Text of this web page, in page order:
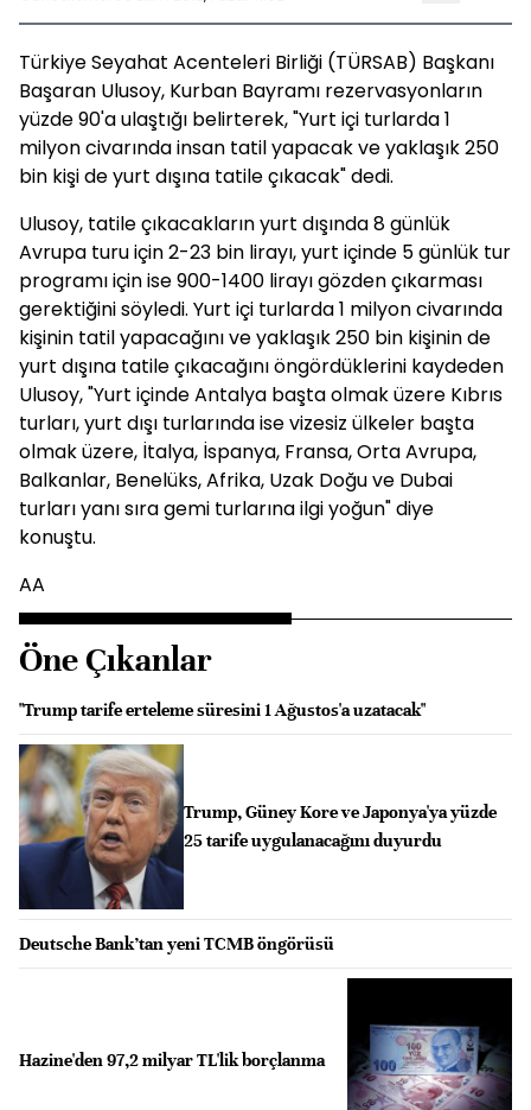
Türkiye Seyahat Acenteleri Birliği (TÜRSAB) Başkanı
Başaran Ulusoy, Kurban Bayramı rezervasyonların
yüzde 90'a ulaştığı belirterek, "Yurt içi turlarda 1
milyon civarında insan tatil yapacak ve yaklaşık 250
bin kişi de yurt dışına tatile çıkacak" dedi.
Ulusoy, tatile çıkacakların yurt dışında 8 günlük
Avrupa turu için 2-23 bin lirayı, yurt içinde 5 günlük tur
programı için ise 900-1400 lirayı gözden çıkarması
gerektiğini söyledi. Yurt içi turlarda 1 milyon civarında
kişinin tatil yapacağını ve yaklaşık 250 bin kişinin de
yurt dışına tatile çıkacağını öngördüklerini kaydeden
Ulusoy, "Yurt içinde Antalya başta olmak üzere Kıbrıs
turları, yurt dışı turlarında ise vizesiz ülkeler başta
olmak üzere, İtalya, İspanya, Fransa, Orta Avrupa,
Balkanlar, Benelüks, Afrika, Uzak Doğu ve Dubai
turları yanı sıra gemi turlarına ilgi yoğun" diye
konuştu.
AA
Öne Çıkanlar
"Trump tarife erteleme süresini 1 Ağustos'a uzatacak"
Trump, Güney Kore ve Japonya'ya yüzde
25 tarife uygulanacağını duyurdu
Deutsche Bank’tan yeni TCMB öngörüsü
Hazine'den 97,2 milyar TL'lik borçlanma